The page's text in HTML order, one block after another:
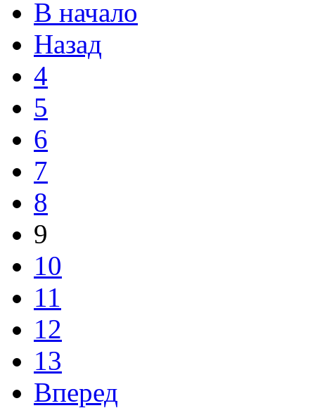
В начало
Назад
4
5
6
7
8
9
10
11
12
13
Вперед